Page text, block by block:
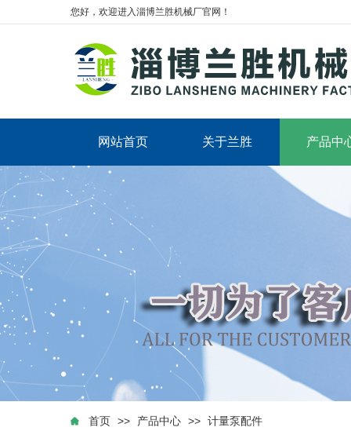
您好，欢迎进入淄博兰胜机械厂官网！
网站首页 关于兰胜 产品中
首页 >> 产品中心 >> 计量泵配件